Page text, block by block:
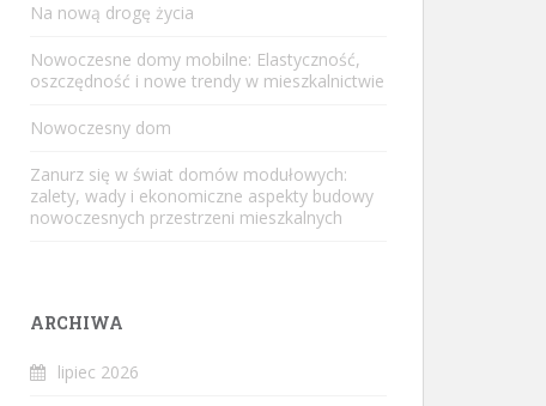
Na nową drogę życia
Nowoczesne domy mobilne: Elastyczność,
oszczędność i nowe trendy w mieszkalnictwie
Nowoczesny dom
Zanurz się w świat domów modułowych:
zalety, wady i ekonomiczne aspekty budowy
nowoczesnych przestrzeni mieszkalnych
ARCHIWA
lipiec 2026